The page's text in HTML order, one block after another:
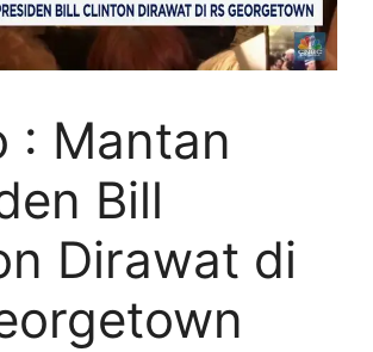
: Mantan
Bill
Dirawat di